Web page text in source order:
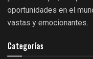
oportunidades en el
vastas y emocionantes.
Categorías